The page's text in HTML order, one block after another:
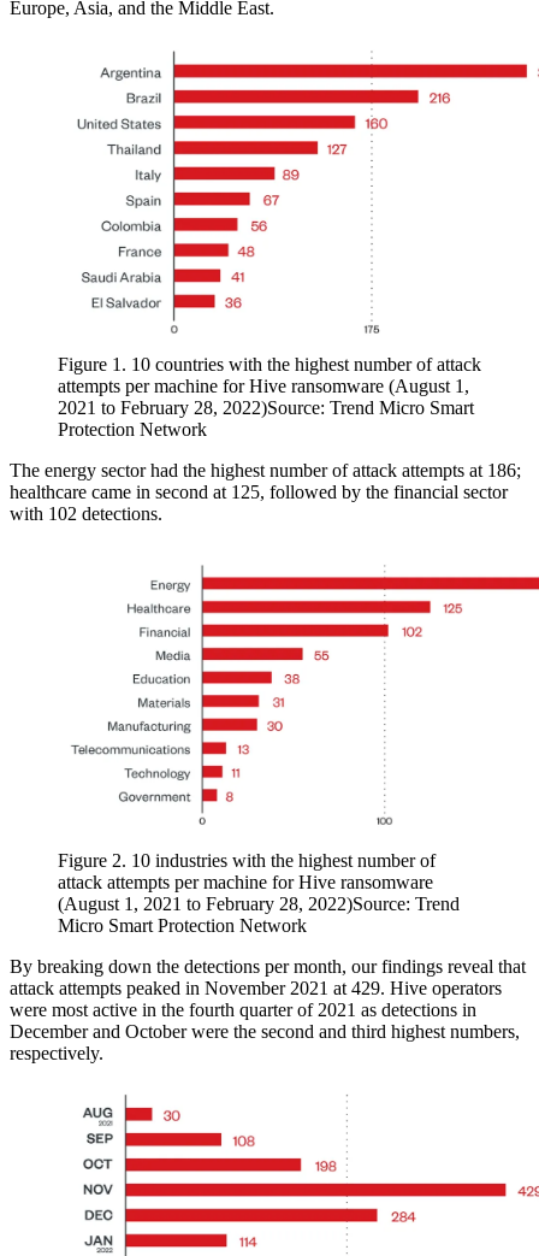
Europe, Asia, and the Middle East.
Figure 1. 10 countries with the highest number of attack
attempts per machine for Hive ransomware (August 1,
2021 to February 28, 2022)Source: Trend Micro Smart
Protection Network
The energy sector had the highest number of attack attempts at 186;
healthcare came in second at 125, followed by the financial sector
with 102 detections.
Figure 2. 10 industries with the highest number of
attack attempts per machine for Hive ransomware
(August 1, 2021 to February 28, 2022)Source: Trend
Micro Smart Protection Network
By breaking down the detections per month, our findings reveal that
attack attempts peaked in November 2021 at 429. Hive operators
were most active in the fourth quarter of 2021 as detections in
December and October were the second and third highest numbers,
respectively.